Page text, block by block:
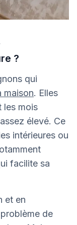
?
qui
maison. Elles
les mois
élevé. Ce
intérieures ou
facilite sa
et en
de